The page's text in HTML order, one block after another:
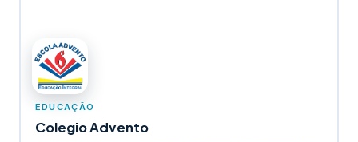
EDUCAÇÃO
Colegio Advento